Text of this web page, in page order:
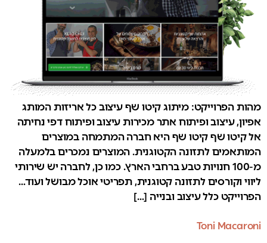
מהות הפרוייקט: מיתוג קיטו שף עיצוב כל אריזות המותג
אפיון, עיצוב ופיתוח אתר מכירות עיצוב ופיתוח דפי נחיתה
אל קיטו שף קיטו שף היא חברה המתמחה במוצרים
המותאמים לתזונה הקטוגנית. המוצרים נמכרים בלמעלה
מ-100 חנויות טבע ברחבי הארץ. כמו כן, לחברה יש שירותי
ליווי וקורסים לתזונה קטוגנית, תפריטי אוכל מבושל ועוד…
הפרוייקט כלל עיצוב ובנייה […]
Toni Macaroni